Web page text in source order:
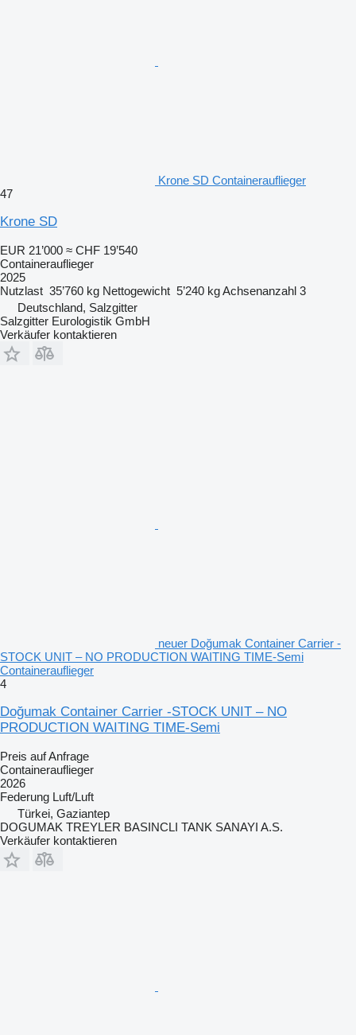
Krone SD Containerauflieger
47
Krone SD
EUR 21’000 ≈ CHF 19’540
Containerauflieger
2025
Nutzlast 35’760 kg Nettogewicht 5’240 kgAchsenanzahl 3
Deutschland, Salzgitter
Salzgitter Eurologistik GmbH
Verkäufer kontaktieren
neuer Doğumak Container Carrier -
STOCK UNIT – NO PRODUCTION WAITING TIME-Semi
Containerauflieger
4
Doğumak Container Carrier -STOCK UNIT – NO
PRODUCTION WAITING TIME-Semi
Preis auf Anfrage
Containerauflieger
2026
Federung Luft/Luft
Türkei, Gaziantep
DOGUMAK TREYLER BASINCLI TANK SANAYI A.S.
Verkäufer kontaktieren